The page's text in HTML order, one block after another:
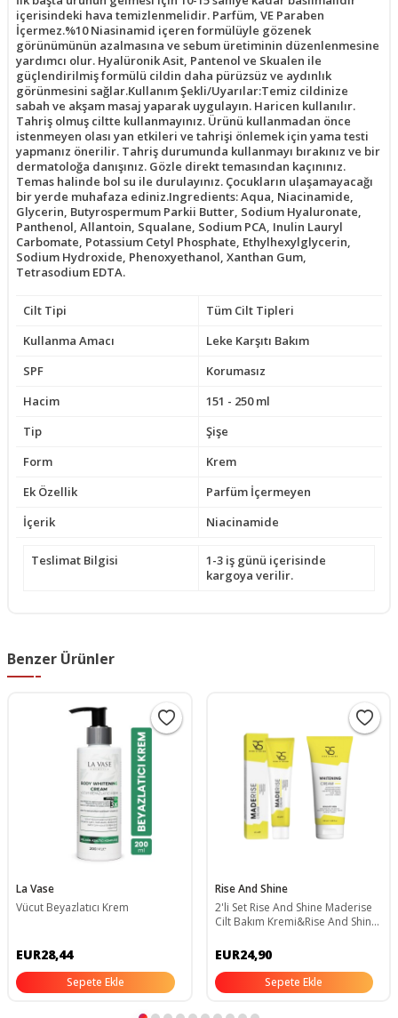
içerisindeki hava temizlenmelidir. Parfüm, VE Paraben
İçermez.%10 Niasinamid içeren formülüyle gözenek
görünümünün azalmasına ve sebum üretiminin düzenlenmesine
yardımcı olur. Hyalüronik Asit, Pantenol ve Skualen ile
güçlendirilmiş formülü cildin daha pürüzsüz ve aydınlık
görünmesini sağlar.Kullanım Şekli/Uyarılar:Temiz cildinize
sabah ve akşam masaj yaparak uygulayın. Haricen kullanılır.
Tahriş olmuş ciltte kullanmayınız. Ürünü kullanmadan önce
istenmeyen olası yan etkileri ve tahrişi önlemek için yama testi
yapmanız önerilir. Tahriş durumunda kullanmayı bırakınız ve bir
dermatoloğa danışınız. Gözle direkt temasından kaçınınız.
Temas halinde bol su ile durulayınız. Çocukların ulaşamayacağı
bir yerde muhafaza ediniz.Ingredients: Aqua, Niacinamide,
Glycerin, Butyrospermum Parkii Butter, Sodium Hyaluronate,
Panthenol, Allantoin, Squalane, Sodium PCA, Inulin Lauryl
Carbomate, Potassium Cetyl Phosphate, Ethylhexylglycerin,
Sodium Hydroxide, Phenoxyethanol, Xanthan Gum,
Tetrasodium EDTA.
Cilt Tipi
Tüm Cilt Tipleri
Kullanma Amacı
Leke Karşıtı Bakım
SPF
Korumasız
Hacim
151 - 250 ml
Tip
Şişe
Form
Krem
Ek Özellik
Parfüm İçermeyen
İçerik
Niacinamide
Teslimat Bilgisi
1-3 iş günü içerisinde
kargoya verilir.
Benzer Ürünler
La Vase
Vücut Beyazlatıcı Krem
EUR28,44
Sepete Ekle
Rise And Shine
2'li Set Rise And Shine Maderise
Cilt Bakım Kremi&Rise And Shine
EUR24,90
Sepete Ekle